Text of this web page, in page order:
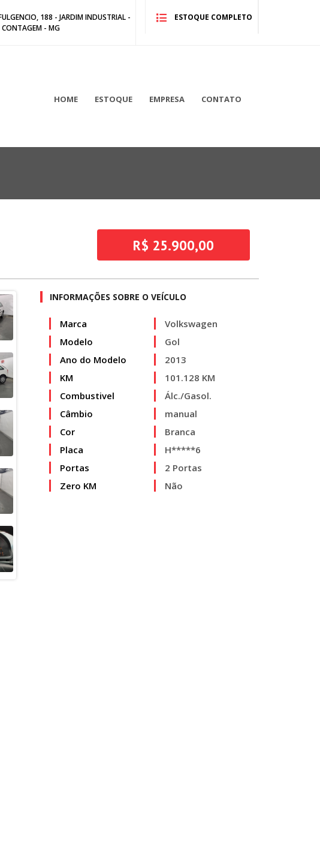
188 - JARDIM INDUSTRIAL -
CONTAGEM - MG
ESTOQUE COMPLETO
HOME ESTOQUE EMPRESA CONTATO
R$ 25.900,00
INFORMAÇÕES SOBRE O VEÍCULO
Marca
Volkswagen
Modelo
Gol
Ano do Modelo
2013
KM
101.128 KM
Combustivel
Álc./Gasol.
Câmbio
manual
Cor
Branca
Placa
H*****6
Portas
2 Portas
Zero KM
Não